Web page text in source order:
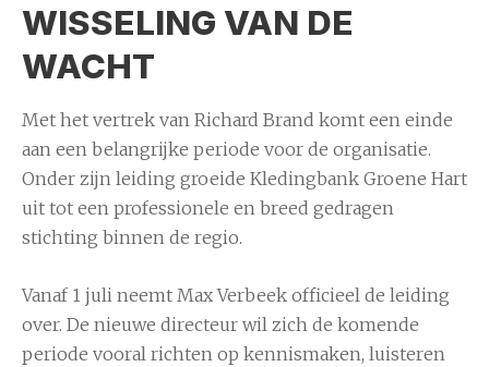
WISSELING VAN DE
WACHT
Met het vertrek van Richard Brand komt een einde
aan een belangrijke periode voor de organisatie.
Onder zijn leiding groeide Kledingbank Groene Hart
uit tot een professionele en breed gedragen
stichting binnen de regio.
Vanaf 1 juli neemt Max Verbeek officieel de leiding
over. De nieuwe directeur wil zich de komende
periode vooral richten op kennismaken, luisteren